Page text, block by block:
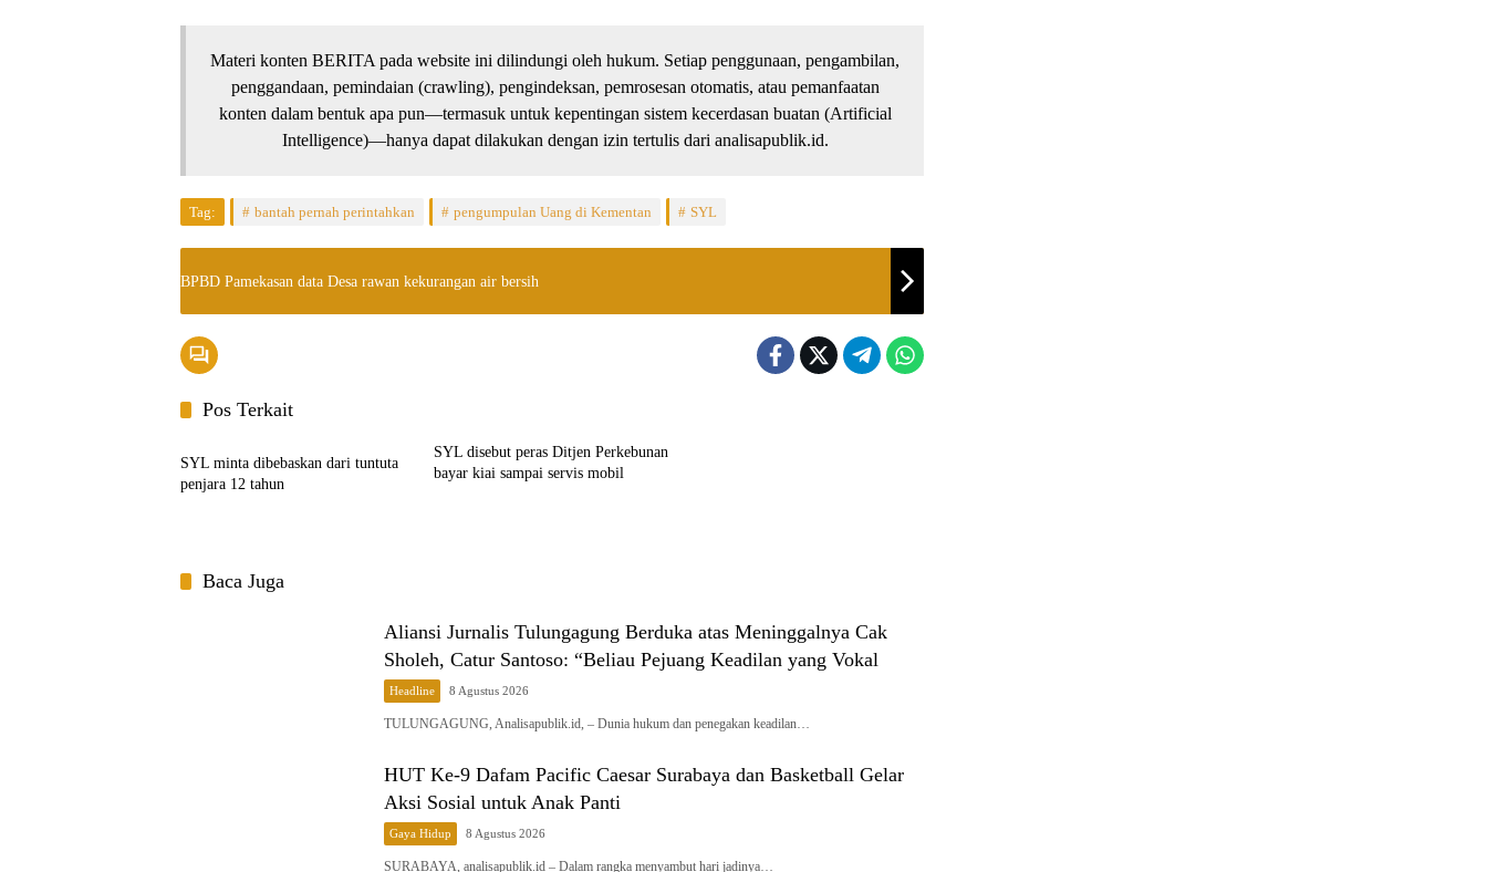
Materi konten BERITA pada website ini dilindungi oleh hukum. Setiap penggunaan, pengambilan,
penggandaan, pemindaian (crawling), pengindeksan, pemrosesan otomatis, atau pemanfaatan
konten dalam bentuk apa pun—termasuk untuk kepentingan sistem kecerdasan buatan (Artificial
Intelligence)—hanya dapat dilakukan dengan izin tertulis dari analisapublik.id.
Tag: bantah pernah perintahkan pengumpulan Uang di Kementan SYL
BPBD Pamekasan data Desa rawan kekurangan air bersih
Pos Terkait
Headline
SYL minta dibebaskan dari tuntuta
penjara 12 tahun
SYL disebut peras Ditjen Perkebunan
bayar kiai sampai servis mobil
Baca Juga
Aliansi Jurnalis Tulungagung Berduka atas Meninggalnya Cak
Sholeh, Catur Santoso: “Beliau Pejuang Keadilan yang Vokal
Headline 8 Agustus 2026
​TULUNGAGUNG, Analisapublik.id, – Dunia hukum dan penegakan keadilan…
HUT Ke-9 Dafam Pacific Caesar Surabaya dan Basketball Gelar
Aksi Sosial untuk Anak Panti
Gaya Hidup 8 Agustus 2026
SURABAYA, analisapublik.id – Dalam rangka menyambut hari jadinya…